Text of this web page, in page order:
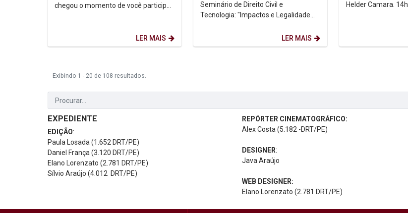
chegou o momento de você participar
LER MAIS
Seminário de Direito Civil e
Tecnologia: "Impactos e Legalidade
LER MAIS
Helder Camara. 14h
Exibindo 1 - 20 de 108 resultados.
EXPEDIENTE
EDIÇÃO:
Paula Losada (1.652 DRT/PE)
Daniel França (3.120 DRT/PE)
Elano Lorenzato (2.781 DRT/PE)
Sílvio Araújo (4.012 DRT/PE)
REPÓRTER CINEMATOGRÁFICO:
Alex Costa (5.182 -DRT/PE)
DESIGNER:
Java Araújo
WEB DESIGNER:
Elano Lorenzato (2.781 DRT/PE)